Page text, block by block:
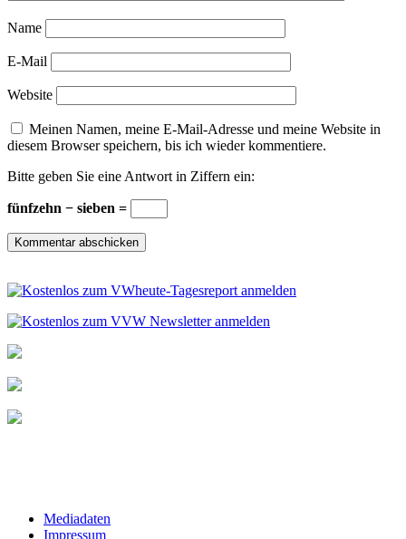
Name
E-Mail
Website
Meinen Namen, meine E-Mail-Adresse und meine Website in
diesem Browser speichern, bis ich wieder kommentiere.
Bitte geben Sie eine Antwort in Ziffern ein:
fünfzehn − sieben =
Mediadaten
Impressum